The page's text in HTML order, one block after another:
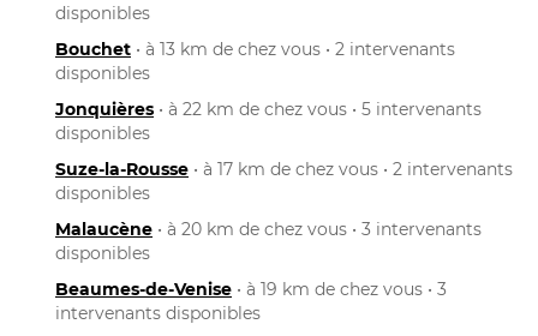
disponibles
Bouchet • à 13 km de chez vous • 2 intervenants
disponibles
Jonquières • à 22 km de chez vous • 5 intervenants
disponibles
Suze-la-Rousse • à 17 km de chez vous • 2 intervenants
disponibles
Malaucène • à 20 km de chez vous • 3 intervenants
disponibles
Beaumes-de-Venise • à 19 km de chez vous • 3
intervenants disponibles